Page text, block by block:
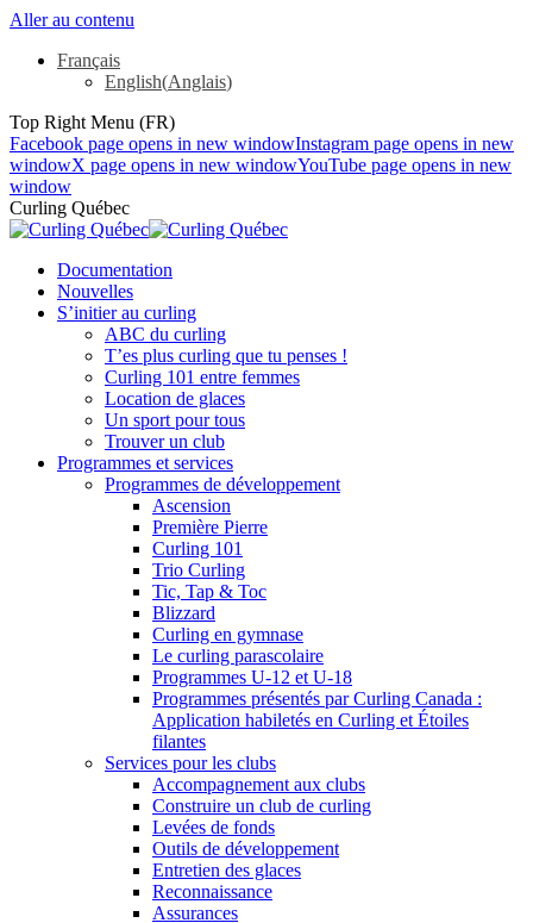
Aller au contenu
Français
English(Anglais)
Top Right Menu (FR)
Facebook page opens in new windowInstagram page opens in new
windowX page opens in new windowYouTube page opens in new
window
Curling Québec
Documentation
Nouvelles
S’initier au curling
ABC du curling
T’es plus curling que tu penses !
Curling 101 entre femmes
Location de glaces
Un sport pour tous
Trouver un club
Programmes et services
Programmes de développement
Ascension
Première Pierre
Curling 101
Trio Curling
Tic, Tap & Toc
Blizzard
Curling en gymnase
Le curling parascolaire
Programmes U-12 et U-18
Programmes présentés par Curling Canada :
Application habiletés en Curling et Étoiles
filantes
Services pour les clubs
Accompagnement aux clubs
Construire un club de curling
Levées de fonds
Outils de développement
Entretien des glaces
Reconnaissance
Assurances